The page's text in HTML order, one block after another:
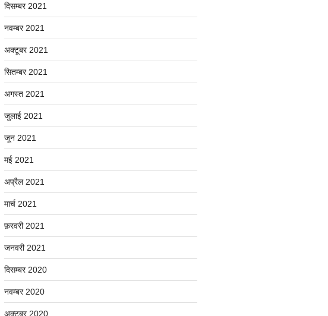
दिसम्बर 2021
नवम्बर 2021
अक्टूबर 2021
सितम्बर 2021
अगस्त 2021
जुलाई 2021
जून 2021
मई 2021
अप्रैल 2021
मार्च 2021
फ़रवरी 2021
जनवरी 2021
दिसम्बर 2020
नवम्बर 2020
अक्टूबर 2020